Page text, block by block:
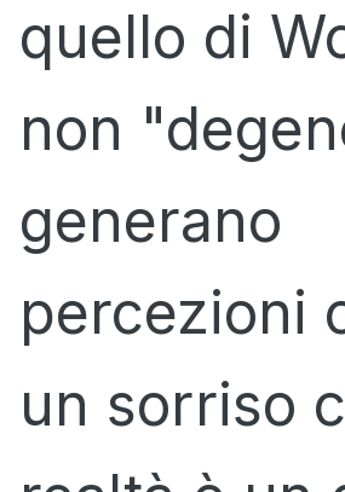
quello di
non
generano
percezioni
un sorriso